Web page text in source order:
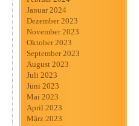
Januar 2024
Dezember 2023
November 2023
Oktober 2023
September 2023
August 2023
Juli 2023
Juni 2023
Mai 2023
April 2023
März 2023